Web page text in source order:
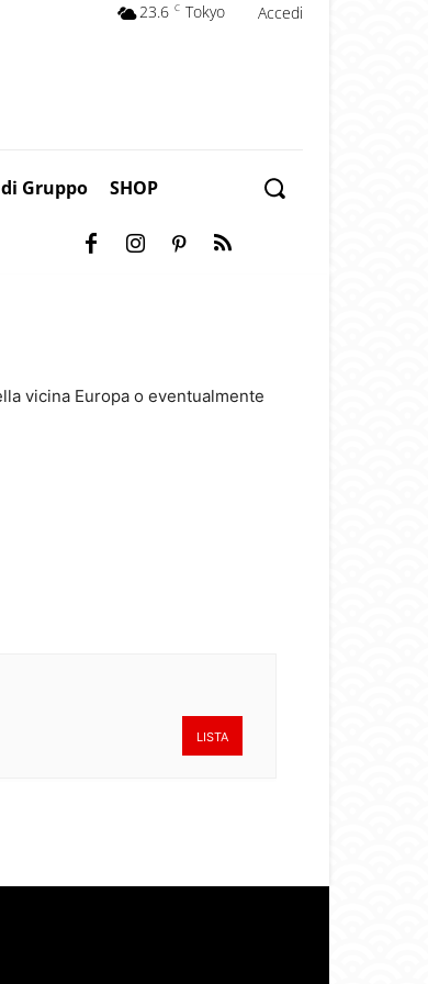
Accedi
23.6 C Tokyo
Gruppo SHOP
vicina Europa o eventualmente
LISTA